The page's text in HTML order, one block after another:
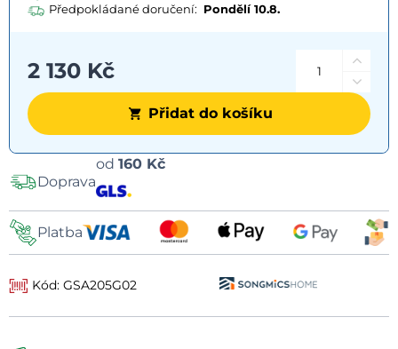
Předpokládané doručení: Pondělí10.8.
2 130 Kč
Přidat do košíku
Doprava
od 160 Kč
Platba
Kód: GSA205G02